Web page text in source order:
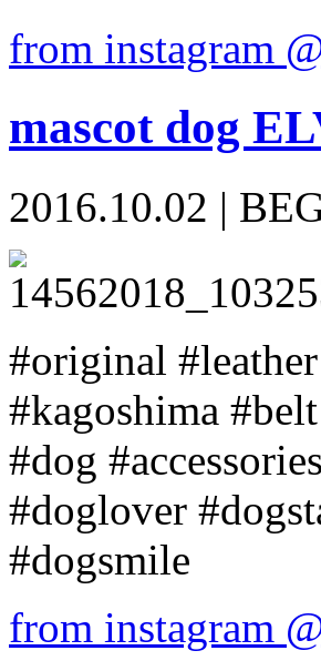
from instagram
mascot dog
2016.10.02 |
#original
#kagoshima
#dog
#doglover
#dogsmile
from instagram